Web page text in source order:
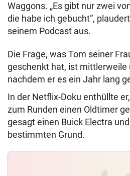
Waggons. „Es gibt nur zwei
die habe ich gebucht“,
seinem Podcast aus.
Die Frage, was Tom seiner
geschenkt hat, ist mittlerweile
nachdem er es ein Jahr lang
In der Netflix-Doku enthüllte
zum Runden einen Oldtimer
gesagt einen Buick Electra
bestimmten Grund.